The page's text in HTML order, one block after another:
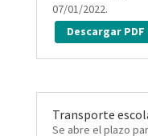
07/01/2022.
Descargar PDF
Transporte
Se abre el plazo